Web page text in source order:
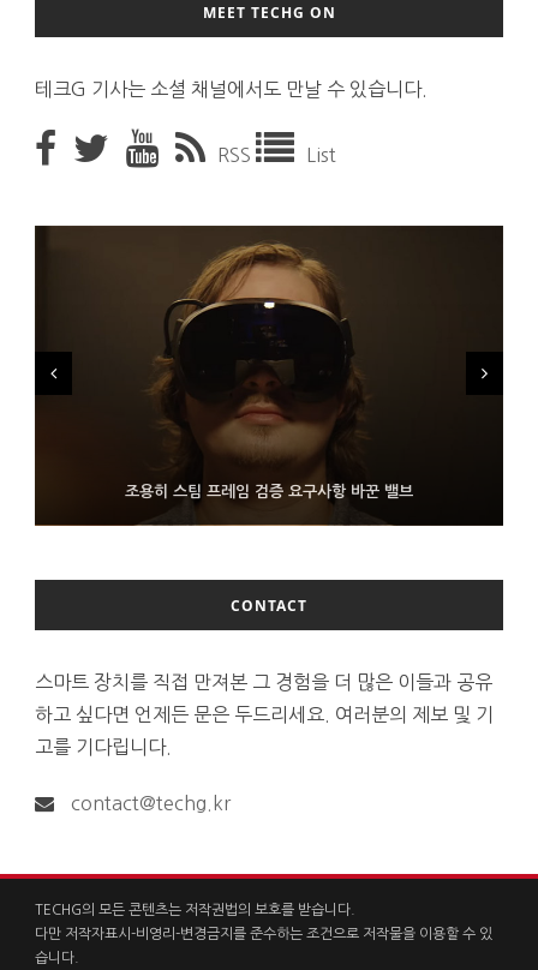
MEET TECHG ON
테크G 기사는 소셜 채널에서도 만날 수 있습니다.
RSS List
조용히 스팀 프레임 검증 요구사항 바꾼 밸브
9월 4일부터 서비스 접는 안드로이드 장치용 구글 어시스턴트
보인 삼성전자
CONTACT
스마트 장치를 직접 만져본 그 경험을 더 많은 이들과 공유
하고 싶다면 언제든 문은 두드리세요. 여러분의 제보 및 기
고를 기다립니다.
contact@techg.kr
TECHG의 모든 콘텐츠는 저작권법의 보호를 받습니다.
다만 저작자표시-비영리-변경금지를 준수하는 조건으로 저작물을 이용할 수 있
습니다.